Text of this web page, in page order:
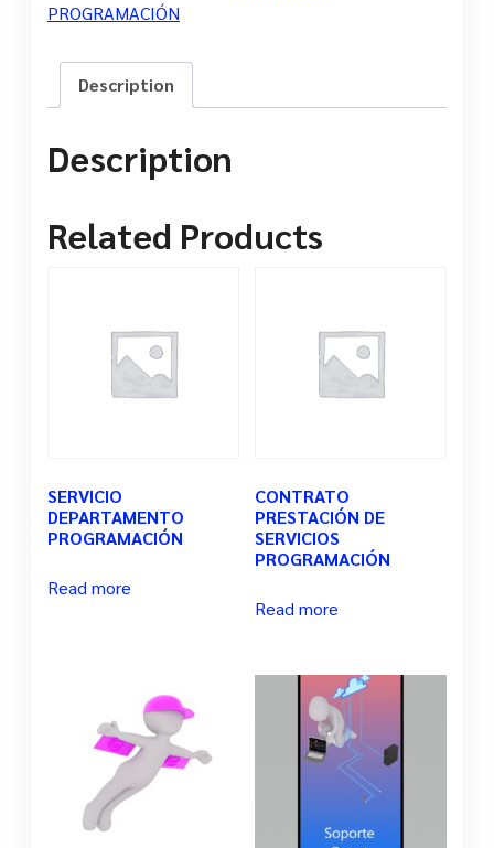
PROGRAMACIÓN
Description
Description
Related Products
SERVICIO
DEPARTAMENTO
PROGRAMACIÓN
Read more
CONTRATO
PRESTACIÓN DE
SERVICIOS
PROGRAMACIÓN
Read more